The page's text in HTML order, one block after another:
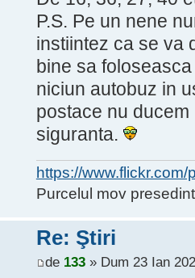
P.S. Pe un nene
instiintez ca se va
bine sa
niciun autobuz in
postace nu
siguranta.
https://
Purcelul mov
Re: Ştiri
de 133» Dum 23 Ian